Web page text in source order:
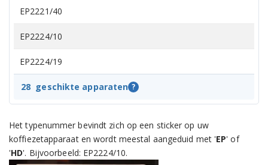
EP2221/40
EP2224/10
EP2224/19
EP2224/40
EP2231/40
EP2232/40
28 geschikte apparaten ?
Het typenummer bevindt zich op een sticker op uw
koffiezetapparaat en wordt meestal aangeduid met 'EP' of
'HD'. Bijvoorbeeld: EP2224/10.